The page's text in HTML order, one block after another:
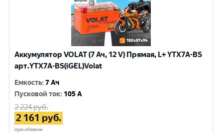
Аккумулятор VOLAT (7 Ач, 12 V) Прямая, L+ YTX7A-BS
арт.YTX7A-BS(iGEL)Volat
Емкость:7 Ач
Пусковой ток: 105 A
2 224руб.
2 161 руб.
при обмене